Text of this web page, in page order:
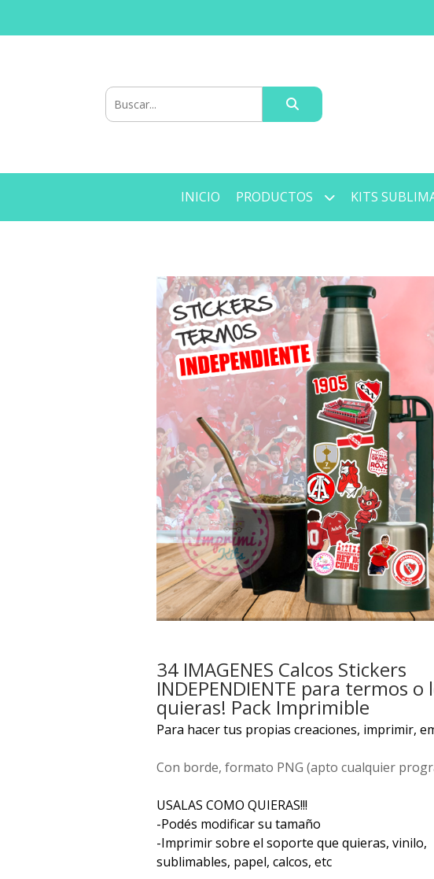
INICIO PRODUCTOS KITS
34 IMAGENES Calcos Stickers
INDEPENDIENTE para termos o
quieras! Pack Imprimible
Para hacer tus propias creaciones, imprimir,
Con borde, formato PNG (apto cualquier
USALAS COMO QUIERAS!!!
-Podés modificar su tamaño
-Imprimir sobre el soporte que quieras, vinilo,
sublimables, papel, calcos, etc